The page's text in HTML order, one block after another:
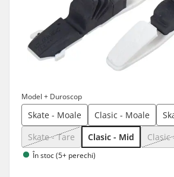
Model + Duroscop
Skate - Moale Clasic - Moale
Skate - Tare
Clasic - Mid Clasic
În stoc (5+ perechi)